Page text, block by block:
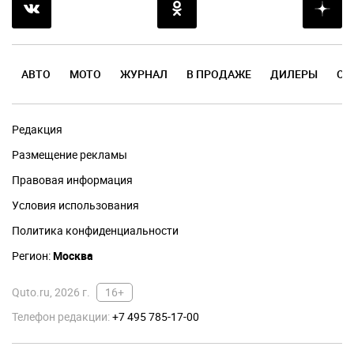
АВТО МОТО ЖУРНАЛ В ПРОДАЖЕ ДИЛЕРЫ
Редакция
Размещение рекламы
Правовая информация
Условия использования
Политика конфиденциальности
Регион:Москва
Quto.ru, 2026 г.
16+
Телефон редакции:+7 495 785-17-00